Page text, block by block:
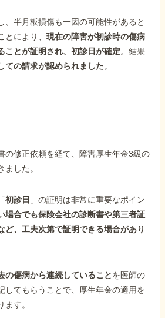
、半月板損傷も一因の可能性があると
とにより、現在の障害が初診時の傷病
ことが証明され、初診日が確定。結果
ての請求が認められました。
の修正依頼を経て、障害厚生年金3級の
した。
初診日 」の証明は非常に重要なポイン
場合でも保険会社の診断書や第三者証
ど、工夫次第で証明できる場合があり
の傷病から連続していることを医師の
してもらうことで、厚生年金の適用を
す。